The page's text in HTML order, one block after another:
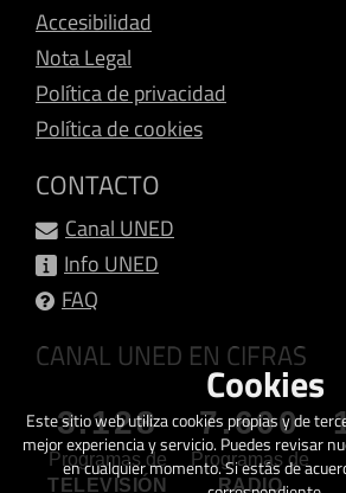
Accesibilidad
Nota Legal
Política de privacidad
Política de cookies
CONTACTO
Canal UNED
Info UNED
FAQ
CANAL UNED EN CIFRAS
3.128
Programas de
TELEVISIÓN
7.600
Programas de
RADIO
Cookies
Este sitio web utiliza cookies propias y de
mejor experiencia y servicio. Puedes revisar
en cualquier momento. Si estás de